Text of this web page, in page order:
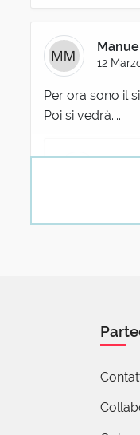
12
Per ora sono il
Poi si vedrà....
e
Come il